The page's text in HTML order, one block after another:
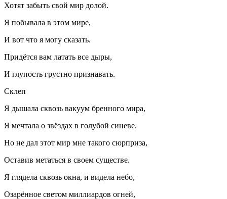
Хотят забыть свой мир долой.
Я побывала в этом мире,
И вот что я могу сказать.
Придётся вам латать все дыры,
И глупость грустно признавать.
Склеп
Я дышала сквозь вакуум бренного мира,
Я мечтала о звёздах в голубой синеве.
Но не дал этот мир мне такого сюрприза,
Оставив метаться в своем существе.
Я глядела сквозь окна, и видела небо,
Озарённое светом миллиардов огней,